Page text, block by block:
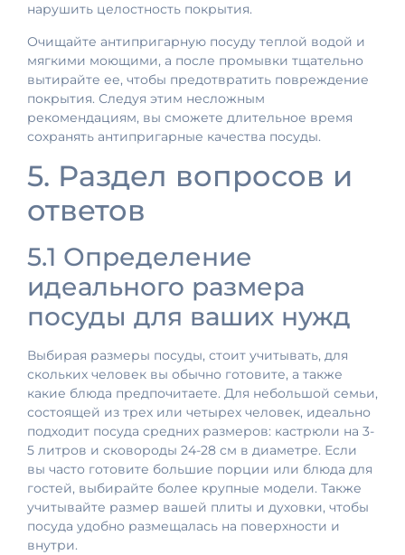
нарушить целостность покрытия.
Очищайте антипригарную посуду теплой водой и
мягкими моющими, а после промывки тщательно
вытирайте ее, чтобы предотвратить повреждение
покрытия. Следуя этим несложным
рекомендациям, вы сможете длительное время
сохранять антипригарные качества посуды.
5. Раздел вопросов и
ответов
5.1 Определение
идеального размера
посуды для ваших нужд
Выбирая размеры посуды, стоит учитывать, для
скольких человек вы обычно готовите, а также
какие блюда предпочитаете. Для небольшой семьи,
состоящей из трех или четырех человек, идеально
подходит посуда средних размеров: кастрюли на 3-
5 литров и сковороды 24-28 см в диаметре. Если
вы часто готовите большие порции или блюда для
гостей, выбирайте более крупные модели. Также
учитывайте размер вашей плиты и духовки, чтобы
посуда удобно размещалась на поверхности и
внутри.